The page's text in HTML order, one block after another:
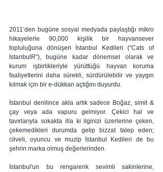
2011’den bugüne sosyal medyada paylaştığı mikro
hikayelerle 90,000 kişilik bir hayvansever
topluluğuna dönüşen İstanbul Kedileri (“Cats of
IstanbulR”), bugüne kadar dönemsel olarak ve
kurum işbirlikleriyle yürüttüğü hayvan koruma
faaliyetlerini daha sürekli, sürdürülebilir ve yaygın
kılmak için bir e-dükkan açtığını duyurdu.
İstanbul denilince akla artık sadece Boğaz, simit &
çay veya ada vapuru gelmiyor. Çekici hal ve
tavırlarıyla sokakta illa ki ilginizi üzerlerine çeken,
çekemedikleri durumda gelip bizzat talep eden;
cilveli, oyuncu ve muzip İstanbul Kedileri de bu
şehrin marka olmuş değerlerinden.
İstanbul'un bu rengarenk sevimli sakinlerine,